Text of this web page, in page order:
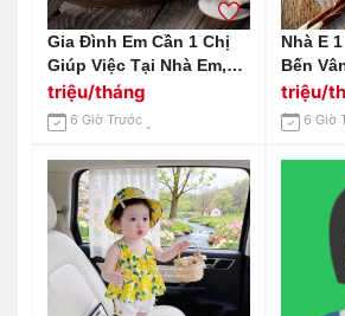
Gia Đình Em Cần 1 Chị
Giúp Việc Tại Nhà Em,
Ăn Ở Lại Nhà Em Ở
Chung Cư Estella
Heights Q2 Lương Em
Gửi 13 Triệu
triệu/tháng
6 Giờ Trước
Nhà E
Bến
Cần
Lương
triệu/
6 Giờ